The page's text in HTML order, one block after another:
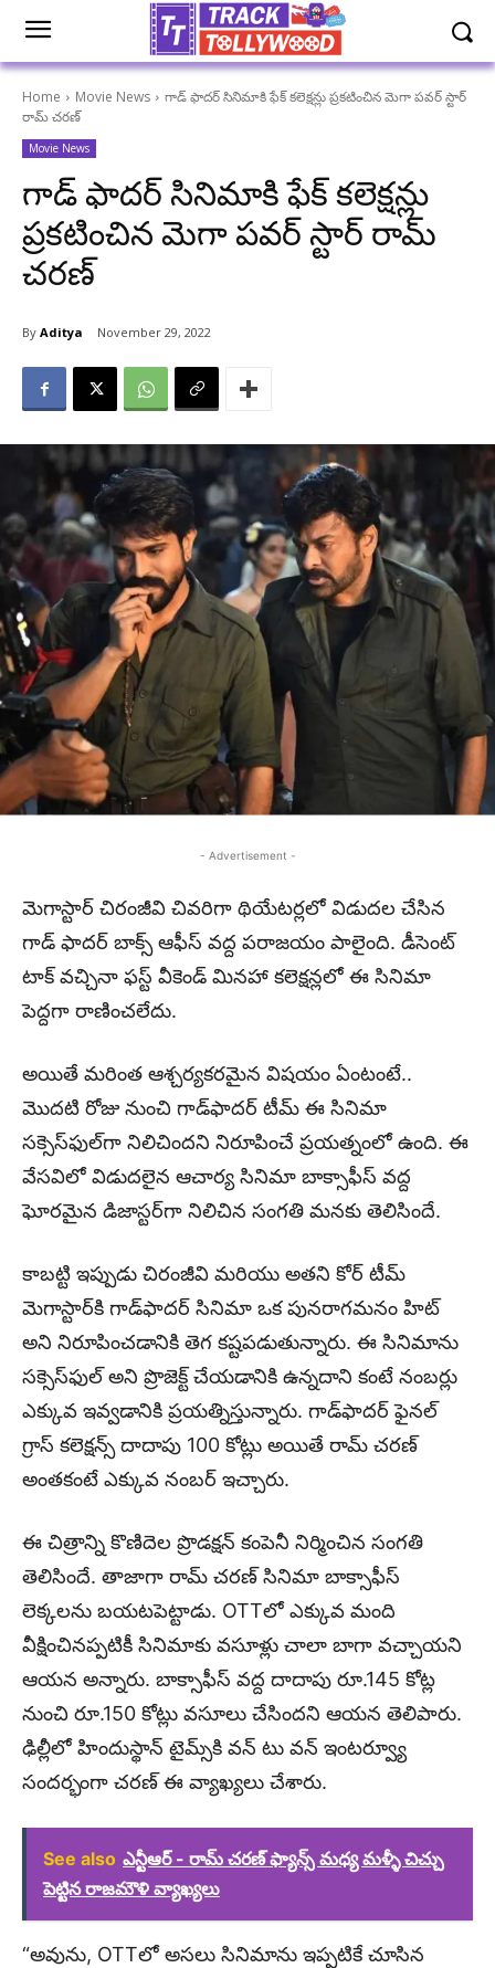
Home Movie News
గాడ్ ఫాదర్ సినిమాకి ఫేక్ కలెక్షన్లు ప్రకటించిన మెగా పవర్ స్టార్
రామ్ చరణ్
Movie News
గాడ్ ఫాదర్ సినిమాకి ఫేక్ కలెక్షన్లు
ప్రకటించిన మెగా పవర్ స్టార్ రామ్
చరణ్
By Aditya November 29, 2022
- Advertisement -
మెగాస్టార్ చిరంజీవి చివరిగా థియేటర్లలో విడుదల చేసిన
గాడ్ ఫాదర్ బాక్స్ ఆఫీస్ వద్ద పరాజయం పాలైంది. డీసెంట్
టాక్ వచ్చినా ఫస్ట్ వీకెండ్ మినహా కలెక్షన్లలో ఈ సినిమా
పెద్దగా రాణించలేదు.
అయితే మరింత ఆశ్చర్యకరమైన విషయం ఏంటంటే..
మొదటి రోజు నుంచి గాడ్‌ఫాదర్‌ టీమ్‌ ఈ సినిమా
సక్సెస్‌ఫుల్‌గా నిలిచిందని నిరూపించే ప్రయత్నంలో ఉంది. ఈ
వేసవిలో విడుదలైన ఆచార్య సినిమా బాక్సాఫీస్ వద్ద
ఘోరమైన డిజాస్టర్‌గా నిలిచిన సంగతి మనకు తెలిసిందే.
కాబట్టి ఇప్పుడు చిరంజీవి మరియు అతని కోర్ టీమ్
మెగాస్టార్‌కి గాడ్‌ఫాదర్ సినిమా ఒక పునరాగమనం హిట్
అని నిరూపించడానికి తెగ కష్టపడుతున్నారు. ఈ సినిమాను
సక్సెస్‌ఫుల్‌ అని ప్రొజెక్ట్ చేయడానికి ఉన్నదాని కంటే నంబర్లు
ఎక్కువ ఇవ్వడానికి ప్రయత్నిస్తున్నారు. గాడ్‌ఫాదర్ ఫైనల్
గ్రాస్ కలెక్షన్స్ దాదాపు 100 కోట్లు అయితే రామ్ చరణ్
అంతకంటే ఎక్కువ నంబర్ ఇచ్చారు.
ఈ చిత్రాన్ని కొణిదెల ప్రొడక్షన్ కంపెనీ నిర్మించిన సంగతి
తెలిసిందే. తాజాగా రామ్ చరణ్ సినిమా బాక్సాఫీస్
లెక్కలను బయటపెట్టాడు. OTTలో ఎక్కువ మంది
వీక్షించినప్పటికీ సినిమాకు వసూళ్లు చాలా బాగా వచ్చాయని
ఆయన అన్నారు. బాక్సాఫీస్ వద్ద దాదాపు రూ.145 కోట్ల
నుంచి రూ.150 కోట్లు వసూలు చేసిందని ఆయన తెలిపారు.
ఢిల్లీలో హిందుస్థాన్ టైమ్స్‌కి వన్ టు వన్ ఇంటర్వ్యూ
సందర్భంగా చరణ్ ఈ వ్యాఖ్యలు చేశారు.
See also ఎన్టీఆర్ - రామ్ చరణ్ ఫ్యాన్స్ మధ్య మళ్ళీ చిచ్చు
పెట్టిన రాజమౌళి వ్యాఖ్యలు
“అవును, OTTలో అసలు సినిమాను ఇప్పటికే చూసిన